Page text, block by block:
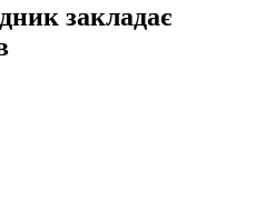
закладає